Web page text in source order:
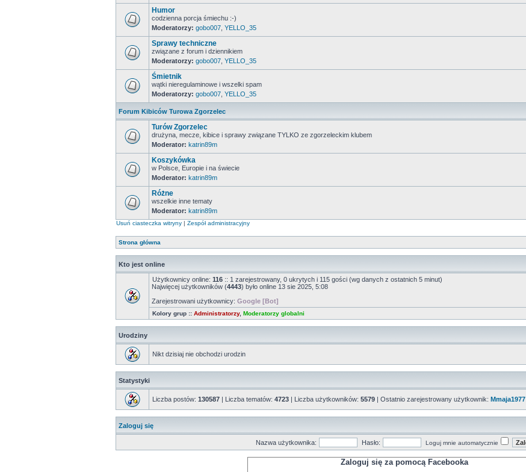
Humor
codzienna porcja śmiechu :-)
Moderatorzy: gobo007 YELLO_35
Sprawy techniczne
związane z forum i dziennikiem
Moderatorzy: gobo007 YELLO_35
Śmietnik
wątki nieregulaminowe i wszelki spam
Moderatorzy: gobo007 YELLO_35
Forum Kibiców Turowa Zgorzelec
Turów Zgorzelec
drużyna, mecze, kibice i sprawy związane TYLKO ze zgorzeleckim klubem
Moderator: katrin89m
Koszykówka
w Polsce, Europie i na świecie
Moderator: katrin89m
Różne
wszelkie inne tematy
Moderator: katrin89m
Usuń ciasteczka witryny | Zespół administracyjny
Strona główna
Kto jest online
Użytkownicy online: 116 :: 1 zarejestrowany, 0 ukrytych i 115 gości (wg danych z ostatnich 5 minut)
Najwięcej użytkowników (4443) było online 13 sie 2025, 5:08
Zarejestrowani użytkownicy: Google [Bot]
Kolory grup :: Administratorzy, Moderatorzy globalni
Urodziny
Nikt dzisiaj nie obchodzi urodzin
Statystyki
Liczba postów: 130587 | Liczba tematów: 4723 | Liczba użytkowników: 5579 | Ostatnio zarejestrowany użytkownik: Mmaja1977
Zaloguj się
Nazwa użytkownika: Hasło: Loguj mnie automatycznie
Zaloguj się za pomocą Facebooka